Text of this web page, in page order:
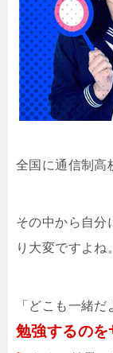
全国に通信制高
その中から自分
り大変ですよね。
「どこも一緒だ
勉強するの